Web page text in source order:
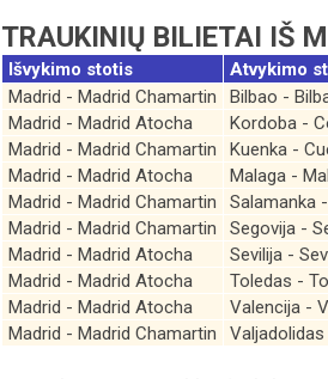
TRAUKINIŲ BILIETAI IŠ
Išvykimo stotis
Atvykimo
Madrid - Madrid Chamartin
Bilbao -
Madrid - Madrid Atocha
Kordoba -
Madrid - Madrid Chamartin
Kuenka -
Madrid - Madrid Atocha
Malaga -
Madrid - Madrid Chamartin
Salamanka
Madrid - Madrid Chamartin
Segovija -
Madrid - Madrid Atocha
Sevilija -
Madrid - Madrid Atocha
Toledas -
Madrid - Madrid Atocha
Valencija -
Madrid - Madrid Chamartin